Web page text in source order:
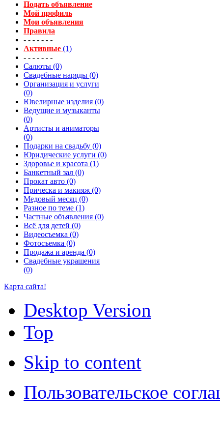
Подать объявление
Мой профиль
Мои объявления
Правила
- - - - - - -
Активные (1)
- - - - - - -
Салюты (0)
Свадебные наряды (0)
Организация и услуги
(0)
Ювелирные изделия (0)
Ведущие и музыканты
(0)
Артисты и аниматоры
(0)
Подарки на свадьбу (0)
Юридические услуги (0)
Здоровье и красота (1)
Банкетный зал (0)
Прокат авто (0)
Прическа и макияж (0)
Медовый месяц (0)
Разное по теме (1)
Частные объявления (0)
Всё для детей (0)
Видеосъемка (0)
Фотосъемка (0)
Продажа и аренда (0)
Свадебные украшения
(0)
Карта сайта!
Desktop Version
Top
Skip to content
Пользовательское